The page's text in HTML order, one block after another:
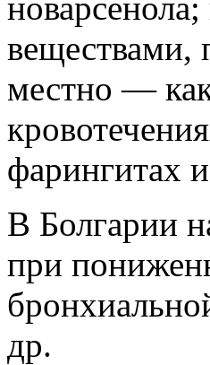
веществами,
местно —
фарингитах
В Болгарии
при
др.